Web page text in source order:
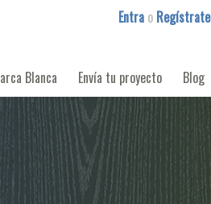
Entra o Regístrate
Blanca Envía tu proyecto Blog